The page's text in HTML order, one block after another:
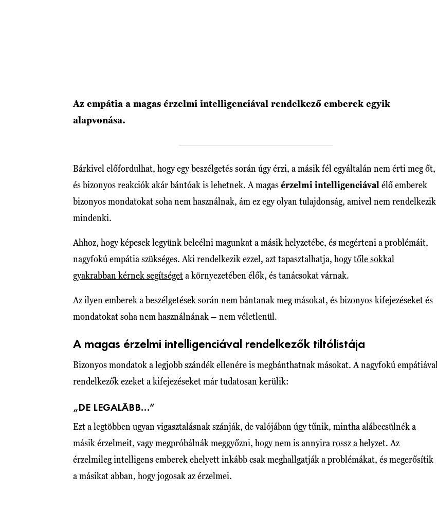
Az empátia a magas érzelmi intelligenciával rendelkező emberek egyik
alapvonása.
Bárkivel előfordulhat, hogy egy beszélgetés során úgy érzi, a másik fél egyáltalán nem érti meg őt,
és bizonyos reakciók akár bántóak is lehetnek. A magasérzelmi intelligenciával élő emberek
bizonyos mondatokat soha nem használnak, ám ez egy olyan tulajdonság, amivel nem rendelkezik
mindenki.
Ahhoz, hogy képesek legyünk beleélni magunkat a másik helyzetébe, és megérteni a problémáit,
nagyfokú empátia szükséges. Aki rendelkezik ezzel, azt tapasztalhatja, hogytőle sokkal
gyakrabban kérnek segítségeta környezetében élők, és tanácsokat várnak.
Az ilyen emberek a beszélgetések során nem bántanak meg másokat, és bizonyos kifejezéseket és
mondatokat soha nem használnának – nem véletlenül.
A magas érzelmi intelligenciával rendelkezők tiltólistája
Bizonyos mondatok a legjobb szándék ellenére is megbánthatnak másokat. A nagyfokú empátiával
rendelkezők ezeket a kifejezéseket már tudatosan kerülik:
„DE LEGALÁBB…”
Ezt a legtöbben ugyan vigasztalásnak szánják, de valójában úgy tűnik, mintha alábecsülnék a
másik érzelmeit, vagy megpróbálnák meggyőzni, hogynem is annyira rossz a helyzet. Az
érzelmileg intelligens emberek ehelyett inkább csak meghallgatják a problémákat, és megerősítik
a másikat abban, hogy jogosak az érzelmei.